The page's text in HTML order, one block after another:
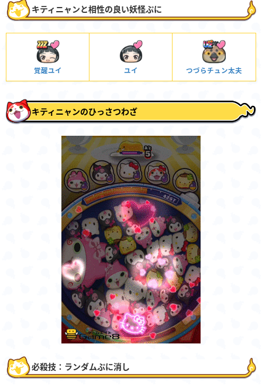
キティニャンと相性の良い妖怪ぷに
覚醒ユイ ユイ つづらチュン太夫
キティニャンのひっさつわざ
必殺技：ランダムぷに消し